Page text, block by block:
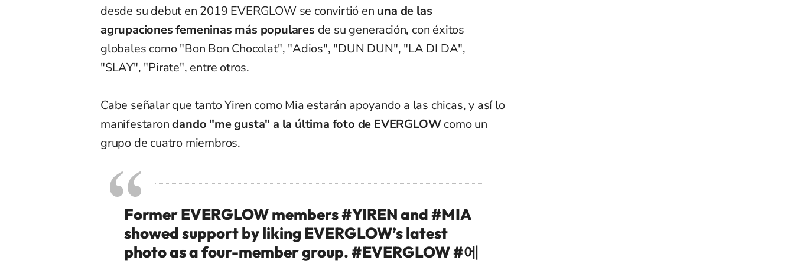
desde su debut en 2019 EVERGLOW se convirtió en una de las
agrupaciones femeninas más populares de su generación, con éxitos
globales como "Bon Bon Chocolat", "Adios", "DUN DUN", "LA DI DA",
"SLAY", "Pirate", entre otros.
Cabe señalar que tanto Yiren como Mia estarán apoyando a las chicas, y así lo
manifestarondando "me gusta" a la última foto de EVERGLOWcomo un
grupo de cuatro miembros.
Former EVERGLOW members#YIRENand#MIA
showed support by liking EVERGLOW’s latest
photo as a four-member group.#EVERGLOW#에